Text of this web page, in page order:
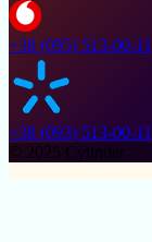
+38 (095) 513-00-11
+38 (093) 513-00-11
© 2025 Cylinder